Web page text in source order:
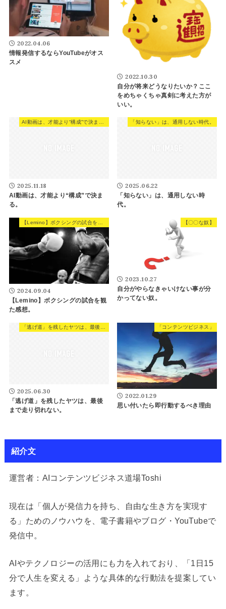
2022.04.06
情報発信するならYouTubeがオス
スメ
2022.10.30
自分が将来どうなりたいか？ここ
をめちゃくちゃ真剣に考えた方が
いい。
2025.11.18
AI動画は、才能より“構成”で決ま
る。
「知らない」は、通用しない時代。
2025.06.22
「知らない」は、通用しない時
代。
2024.09.04
【Lemino】ボクシングの試合を観
た感想。
【〇〇な奴】
2023.10.27
自分がやらなきゃいけない事が分
かってない奴。
「逃げ道」を残したヤツは、最後まで走り切れない。
2025.06.30
「逃げ道」を残したヤツは、最後
まで走り切れない。
「コンテンツビジネス」
2022.01.29
思い付いたら即行動するべき理由
紹介文
運営者：AIコンテンツビジネス道場Toshi
現在は「個人が発信力を持ち、自由な生き方を実現す
る」ためのノウハウを、電子書籍やブログ・YouTubeで
発信中。
AIやテクノロジーの活用にも力を入れており、「1日15
分で人生を変える」ような具体的な行動法を提案してい
ます。